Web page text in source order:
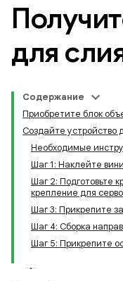
для
Содержание
Приобретите блок
Создайте устройство
Необходимые
Шаг 1: Наклейте
Шаг 2: Подготовьте
крепление для
Шаг 3: Прикрепите
Шаг 4: Сборка
Шаг 5: Прикрепите